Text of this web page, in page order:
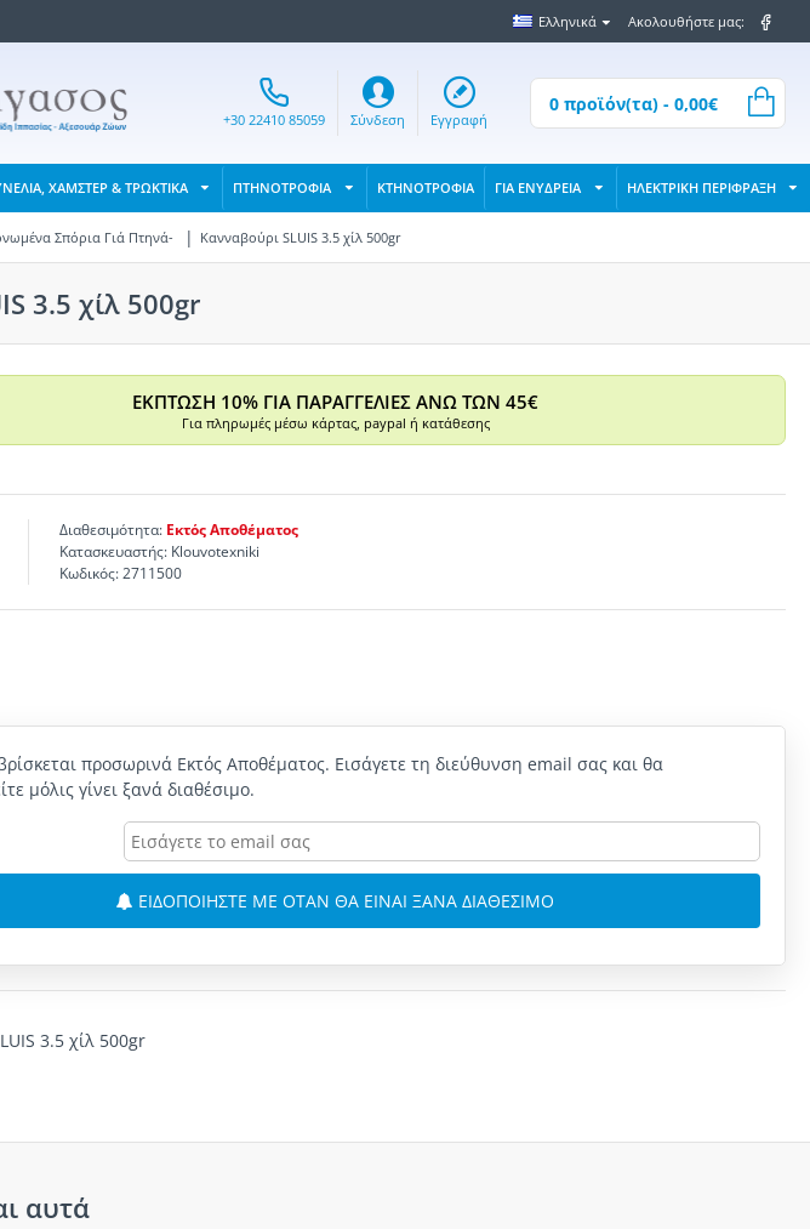
Ελληνικά Ακολουθήστε μας:
+30 22410 85059 Σύνδεση Εγγραφή
0 προϊόν(τα) - 0,00€
ΧΑΜΣΤΕΡ & ΤΡΩΚΤΙΚΑ ΠΤΗΝΟΤΡΟΦΙΑ ΚΤΗΝΟΤΡΟΦΙΑ ΓΙΑ ΕΝΥΔΡΕΙΑ ΗΛΕΚΤΡΙΚΗ ΠΕΡΙΦΡΑΞΗ
Σπόρια Γιά Πτηνά- Κανναβούρι SLUIS 3.5 χίλ 500gr
3.5 χίλ 500gr
ΕΚΠΤΩΣΗ 10% ΓΙΑ ΠΑΡΑΓΓΕΛΙΕΣ ΑΝΩ ΤΩΝ 45€
Για πληρωμές μέσω κάρτας, paypal ή κατάθεσης
Διαθεσιμότητα: Εκτός Αποθέματος
Κατασκευαστής: Klouvotexniki
Κωδικός: 2711500
προσωρινά Εκτός Αποθέματος. Εισάγετε τη διεύθυνση email σας και θα
μόλις γίνει ξανά διαθέσιμο.
ΕΙΔΟΠΟΙΗΣΤΕ ΜΕ ΟΤΑΝ ΘΑ ΕΙΝΑΙ ΞΑΝΑ ΔΙΑΘΕΣΙΜΟ
3.5 χίλ 500gr
αυτά